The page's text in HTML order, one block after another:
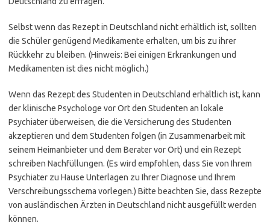
Selbst wenn das Rezept in Deutschland nicht erhältlich ist, sollten
die Schüler genügend Medikamente erhalten, um bis zu ihrer
Rückkehr zu bleiben. (Hinweis: Bei einigen Erkrankungen und
Medikamenten ist dies nicht möglich.)
Wenn das Rezept des Studenten in Deutschland erhältlich ist, kann
der klinische Psychologe vor Ort den Studenten an lokale
Psychiater überweisen, die die Versicherung des Studenten
akzeptieren und dem Studenten folgen (in Zusammenarbeit mit
seinem Heimanbieter und dem Berater vor Ort) und ein Rezept
schreiben Nachfüllungen. (Es wird empfohlen, dass Sie von Ihrem
Psychiater zu Hause Unterlagen zu Ihrer Diagnose und Ihrem
Verschreibungsschema vorlegen.) Bitte beachten Sie, dass Rezepte
von ausländischen Ärzten in Deutschland nicht ausgefüllt werden
können.